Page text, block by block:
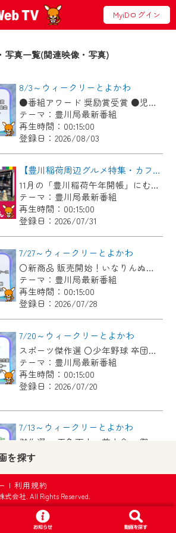
MyiDログイン
真一覧(関連映像・写真)
8/3～ウィークリーとよかわ
●番組アワード 奨励賞受賞 ●児童と生産農家との会食会 ●豊川コール・アカデミー ●消防・防災に関するお知らせ「熱中症予防」ほか
テーマ：豊川局最新番組
再生時間：00:15:00
登録日：2026/08/03
【豊川稲荷周辺グルメ特集・カフェギャラリーごん】Cちゃんのぐるめポケット
11月の「豊川稲荷午年開帳」にむけて、毎月豊川稲荷周辺のグルメを紹介します！ 今回は狐のグッズや縁起物を展示＆販売している古民家カフェ！自慢のお狐ぜんざいやお狐メニューが食べられます♪
テーマ：豊川局最新番組
再生時間：00:15:00
登録日：2026/07/31
7/27～ウィークリーとよかわ
〇新商品 販売開始！いなりんぬいぐるみペンケース 〇足立歌謡 歌謡発表会 〇桜ヶ丘ミュージアム美術展 〇総合保健センター OPEN
テーマ：豊川局最新番組
再生時間：00:15:00
登録日：2026/07/28
7/20～ウィークリーとよかわ
スポーツ傑作選 〇少年野球 卒団記念大会 〇太田敦也さん スポーツ特別功労賞 〇豊川市の小学生 サッカー世界一 〇豊川工科 スマートフェンシング
テーマ：豊川局最新番組
再生時間：00:15:00
登録日：2026/07/20
7/13～ウィークリーとよかわ
テーマ：豊川局最新番組
再生時間：00:15:00
登録日：2026/07/13
7/6～ウィークリーとよかわ
を探す
|利用規約
会社. All Rights Reserved.
お知らせ
ス『CCNet Web TV』は2024
リニューアルします！
により、お住まいの地域
ツが一目瞭然。
ＰＣブラウザから、いつ
も・外出先でも！
スエリア20市町の地域情報
ただけます！
からはご加入者様へのサー
め、
TV』を利用いただくには、
を除き、
スへの加入と『CCNetマイ
ログインが必要となりま
Web TVを含むCCNetの
ご利用頂くためのIDです。
使っているメールアドレス
。